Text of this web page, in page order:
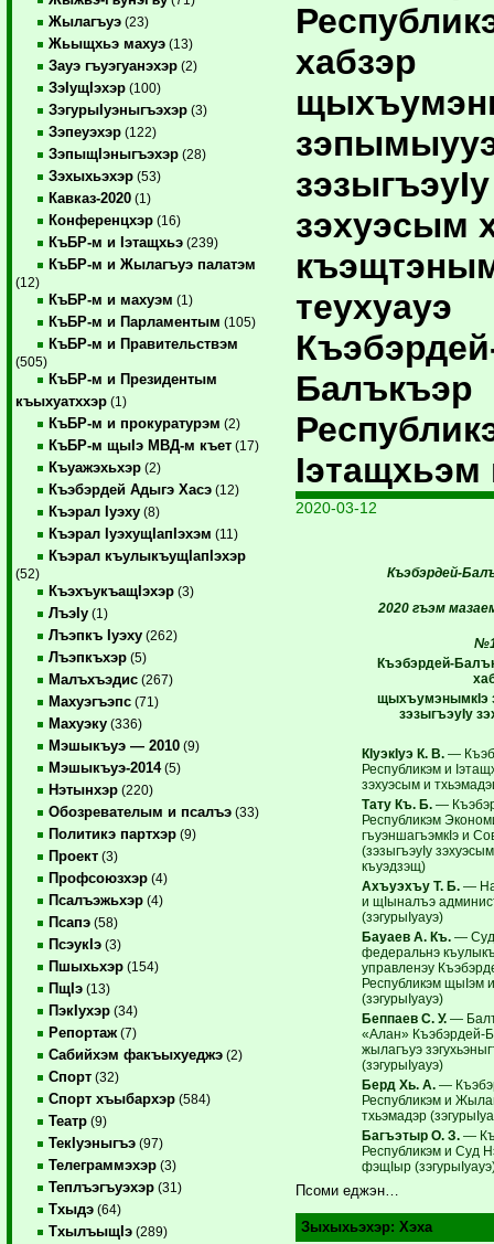
Жылагъуэ (23)
Жьыщхьэ махуэ (13)
Зауэ гъуэгуанэхэр (2)
ЗэIущIэхэр (100)
ЗэгурыIуэныгъэхэр (3)
Зэпеуэхэр (122)
ЗэпыщIэныгъэхэр (28)
Зэхыхьэхэр (53)
Кавказ-2020 (1)
Конференцхэр (16)
КъБР-м и Iэтащхьэ (239)
КъБР-м и Жылагъуэ палатэм
(12)
КъБР-м и махуэм (1)
КъБР-м и Парламентым (105)
КъБР-м и Правительствэм
(505)
КъБР-м и Президентым
къыхуатххэр (1)
КъБР-м и прокуратурэм (2)
КъБР-м щыIэ МВД-м къет (17)
Къуажэхьхэр (2)
Къэбэрдей Адыгэ Хасэ (12)
Къэрал Iуэху (8)
Къэрал IуэхущIапIэхэм (11)
Къэрал къулыкъущIапIэхэр
(52)
КъэхъукъащIэхэр (3)
ЛъэIу (1)
Лъэпкъ Iуэху (262)
Лъэпкъхэр (5)
Малъхъэдис (267)
Махуэгъэпс (71)
Махуэку (336)
Мэшыкъуэ — 2010 (9)
Мэшыкъуэ-2014(5)
Нэтынхэр (220)
Обозревателым и псалъэ (33)
Политикэ партхэр (9)
Проект (3)
Профсоюзхэр (4)
Псалъэжьхэр (4)
Псапэ (58)
ПсэукIэ (3)
Пшыхьхэр (154)
ПщIэ (13)
ПэкIухэр (34)
Репортаж (7)
Сабийхэм факъыхуеджэ (2)
Спорт (32)
Спорт хъыбархэр (584)
Театр (9)
ТекIуэныгъэ (97)
Телеграммэхэр (3)
Теплъэгъуэхэр (31)
Тхыдэ (64)
ТхылъыщIэ (289)
хабзэр
зэзыгъэуIу
зэхуэсым
теухуауэ
Балъкъэр
Iэтащхьэм
2020-03-12
Къэбэрдей-
2020 гъэм
Къэбэрдей-
щыхъумэнымкIэ
зэзыгъэуIу
КIуэкIуэ К. В. —
Республикэм и
зэхуэсым и
Тату Къ. Б. —
Республикэм
гъуэншагъэмкIэ и
(зэзыгъэуIу
къуэдзэщ)
Ахъуэхъу Т. Б. —
и щIыналъэ
(зэгурыIуауэ)
Бауаев А. Къ. — Суд
федеральнэ
управленэу
Республикэм щы­Iэм
(зэгурыIуауэ)
Беппаев С. У. —
«Алан» Къэбэрдей-
жылагъуэ
(зэгурыIуауэ)
Берд Хь. А. —
Республикэм и
тхьэмадэр
Багъэтыр О. З. —
Республикэм и Суд
фэщIыр
Псоми еджэн…
Зыхыхьэхэр:Хэха